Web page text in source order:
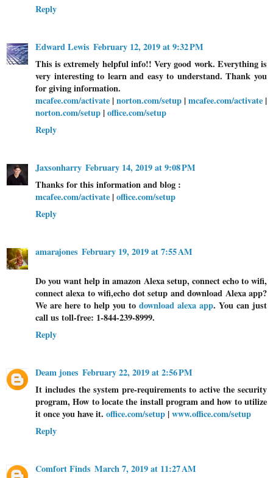
Reply
Edward Lewis February 12, 2019 at 9:32 PM
This is extremely helpful info!! Very good work. Everything is
very interesting to learn and easy to understand. Thank you
for giving information.
mcafee.com/activate |norton.com/setup |mcafee.com/activate |
norton.com/setup |office.com/setup
Reply
Jaxsonharry February 14, 2019 at 9:08 PM
Thanks for this information and blog :
mcafee.com/activate |office.com/setup
Reply
amarajones February 19, 2019 at 7:55 AM
Do you want help in amazon Alexa setup, connect echo to wifi,
connect alexa to wifi,echo dot setup and download Alexa app?
We are here to help you to download alexa app. You can just
call us toll-free: 1-844-239-8999.
Reply
Deam jones February 22, 2019 at 2:56 PM
It includes the system pre-requirements to active the security
program, How to locate the install program and how to utilize
it once you have it. office.com/setup |www.office.com/setup
Reply
Comfort Finds March 7, 2019 at 11:27 AM